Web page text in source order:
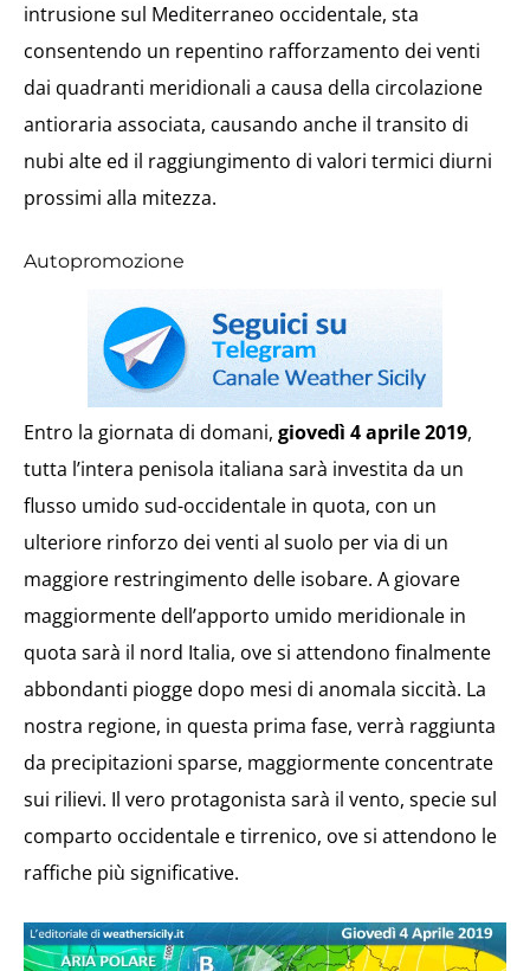
intrusione sul Mediterraneo occidentale, sta
consentendo un repentino rafforzamento dei venti
dai quadranti meridionali a causa della circolazione
antioraria associata, causando anche il transito di
nubi alte ed il raggiungimento di valori termici diurni
prossimi alla mitezza.
Autopromozione
Entro la giornata di domani, giovedì 4 aprile 2019,
tutta l’intera penisola italiana sarà investita da un
flusso umido sud-occidentale in quota, con un
ulteriore rinforzo dei venti al suolo per via di un
maggiore restringimento delle isobare. A giovare
maggiormente dell’apporto umido meridionale in
quota sarà il nord Italia, ove si attendono finalmente
abbondanti piogge dopo mesi di anomala siccità. La
nostra regione, in questa prima fase, verrà raggiunta
da precipitazioni sparse, maggiormente concentrate
sui rilievi. Il vero protagonista sarà il vento, specie sul
comparto occidentale e tirrenico, ove si attendono le
raffiche più significative.